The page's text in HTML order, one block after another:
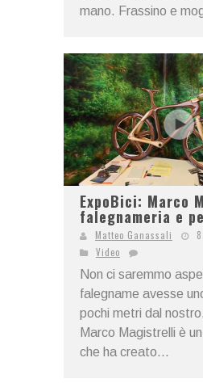
mano. Frassino e
ExpoBici: Marco
falegnameria e
Matteo Ganassali
Video
Non ci saremmo
falegname avesse
pochi metri dal
Marco Magistrelli è
che ha creato...